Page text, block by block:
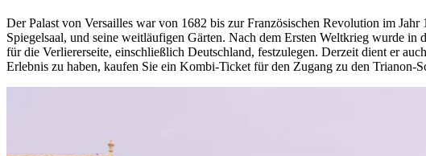
Der Palast von Versailles war von 1682 bis zur Französischen Revolution im
Spiegelsaal, und seine weitläufigen Gärten. Nach dem Ersten Weltkrieg wurde
für die Verliererseite, einschließlich Deutschland, festzulegen. Derzeit dient er
Erlebnis zu haben, kaufen Sie ein Kombi-Ticket für den Zugang zu den Trianon-